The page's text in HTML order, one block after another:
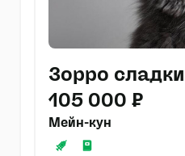
Зорро
105 000 ₽
Мейн-кун